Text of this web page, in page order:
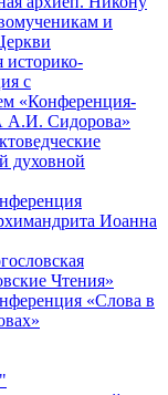
и
историко-
с
«Конференция-
А.И. Сидорова»
духовной
Иоанна
Чтения»
«Cлова в